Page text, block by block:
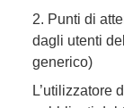
2. Punti di
dagli utenti
generico)
L’utilizzatore